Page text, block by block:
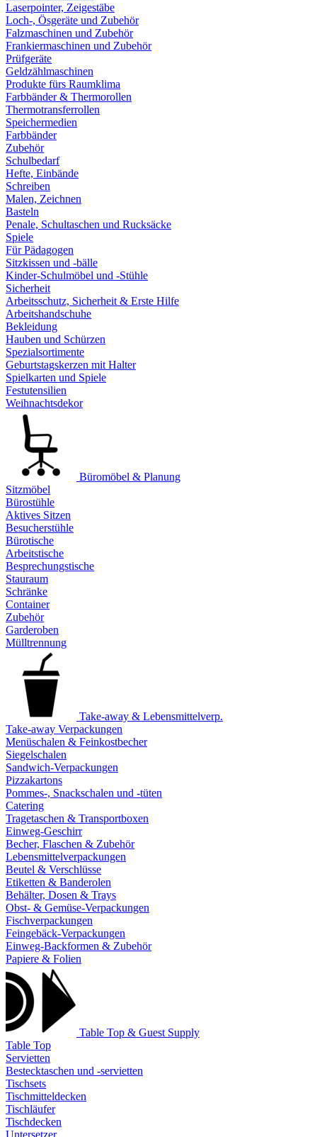
Laserpointer, Zeigestäbe
Loch-, Ösgeräte und Zubehör
Falzmaschinen und Zubehör
Frankiermaschinen und Zubehör
Prüfgeräte
Geldzählmaschinen
Produkte fürs Raumklima
Farbbänder & Thermorollen
Thermotransferrollen
Speichermedien
Farbbänder
Zubehör
Schulbedarf
Hefte, Einbände
Schreiben
Malen, Zeichnen
Basteln
Penale, Schultaschen und Rucksäcke
Spiele
Für Pädagogen
Sitzkissen und -bälle
Kinder-Schulmöbel und -Stühle
Sicherheit
Arbeitsschutz, Sicherheit & Erste Hilfe
Arbeitshandschuhe
Bekleidung
Hauben und Schürzen
Spezialsortimente
Geburtstagskerzen mit Halter
Spielkarten und Spiele
Festutensilien
Weihnachtsdekor
Büromöbel & Planung
Sitzmöbel
Bürostühle
Aktives Sitzen
Besucherstühle
Bürotische
Arbeitstische
Besprechungstische
Stauraum
Schränke
Container
Zubehör
Garderoben
Mülltrennung
Take-away & Lebensmittelverp.
Take-away Verpackungen
Menüschalen & Feinkostbecher
Siegelschalen
Sandwich-Verpackungen
Pizzakartons
Pommes-, Snackschalen und -tüten
Catering
Tragetaschen & Transportboxen
Einweg-Geschirr
Becher, Flaschen & Zubehör
Lebensmittelverpackungen
Beutel & Verschlüsse
Etiketten & Banderolen
Behälter, Dosen & Trays
Obst- & Gemüse-Verpackungen
Fischverpackungen
Feingebäck-Verpackungen
Einweg-Backformen & Zubehör
Papiere & Folien
Table Top & Guest Supply
Table Top
Servietten
Bestecktaschen und -servietten
Tischsets
Tischmitteldecken
Tischläufer
Tischdecken